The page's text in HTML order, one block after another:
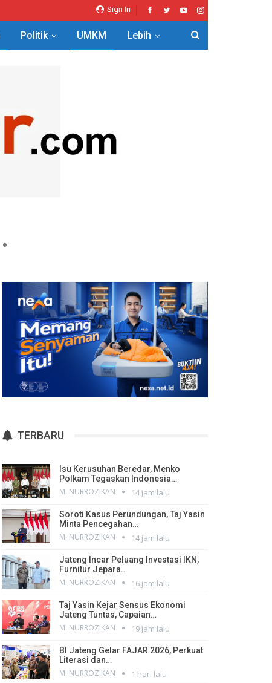
Sign In
Politik UMKM Lebih
TERBARU
Isu Kerusuhan Beredar, Menko
Polkam Tegaskan Indonesia…
M. NURROZIKAN 14 jam lalu
Soroti Kasus Perundungan, Taj Yasin
Minta Pencegahan…
M. NURROZIKAN 14 jam lalu
Jateng Incar Peluang Investasi IKN,
Furnitur Jepara…
M. NURROZIKAN 16 jam lalu
Taj Yasin Kejar Sensus Ekonomi
Jateng Tuntas, Capaian…
M. NURROZIKAN 19 jam lalu
BI Jateng Gelar FAJAR 2026, Perkuat
Literasi dan…
M. NURROZIKAN 1 hari lalu